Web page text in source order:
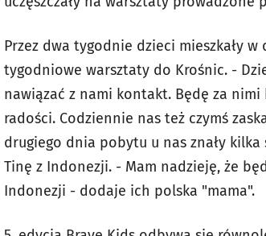
Przez dwa tygodnie dzieci mieszkały
tygodniowe warsztaty do Krośnic. -
nawiązać z nami kontakt. Będę za
radości. Codziennie nas też czymś
drugiego dnia pobytu u nas znały kilka
Tinę z Indonezji. - Mam nadzieję, że
Indonezji - dodaje ich polska "mama".